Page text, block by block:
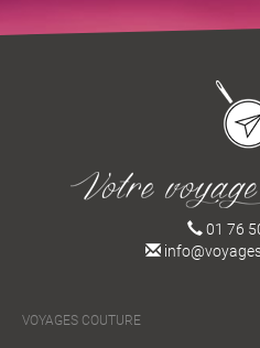
01 76
VOYAGES COUTURE